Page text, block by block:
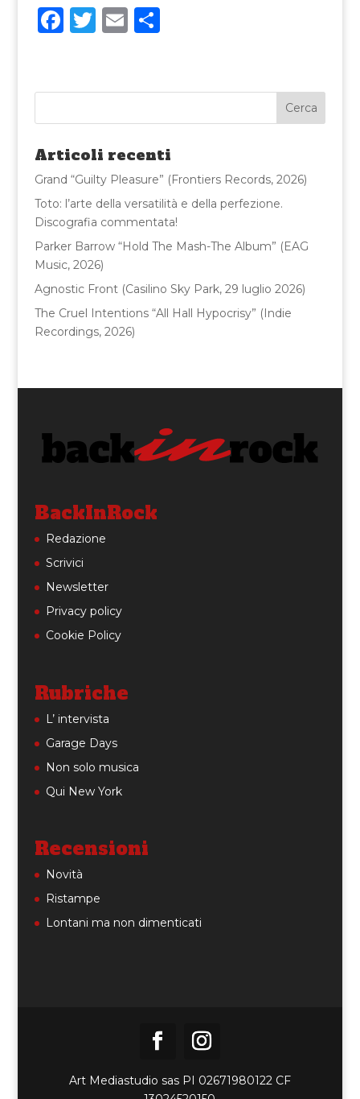
F
e
b
o
o
k
T
te
r
E
l
C
di
vi
di
Articoli recenti
Grand “Guilty Pleasure” (Frontiers Records, 2026)
Toto: l’arte della versatilità e della perfezione.
Discografia commentata!
Parker Barrow “Hold The Mash-The Album” (EAG
Music, 2026)
Agnostic Front (Casilino Sky Park, 29 luglio 2026)
The Cruel Intentions “All Hall Hypocrisy” (Indie
Recordings, 2026)
BackInRock
Redazione
Scrivici
Newsletter
Privacy policy
Cookie Policy
Rubriche
L’ intervista
Garage Days
Non solo musica
Qui New York
Recensioni
Novità
Ristampe
Lontani ma non dimenticati
Art Mediastudio sas PI 02671980122 CF